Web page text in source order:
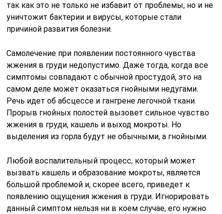
так как это не только не избавит от проблемы, но и не
уничтожит бактерии и вирусы, которые стали
причиной развития болезни.
Самолечение при появлении постоянного чувства
жжения в груди недопустимо. Даже тогда, когда все
симптомы совпадают с обычной простудой, это на
самом деле может оказаться гнойными недугами.
Речь идет об абсцессе и гангрене легочной ткани.
Прорыв гнойных полостей вызовет сильное чувство
жжения в груди, кашель и выход мокроты. Но
выделения из горла будут не обычными, а гнойными.
Любой воспалительный процесс, который может
вызвать кашель и образование мокроты, является
большой проблемой и, скорее всего, приведет к
появлению ощущения жжения в груди. Игнорировать
данный симптом нельзя ни в коем случае, его нужно